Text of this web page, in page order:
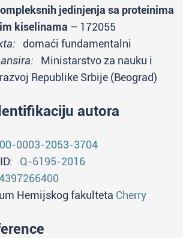
jedinjenja sa proteinima
kiselinama – 172055
domaći fundamentalni
Ministarstvo za nauku i
Republike Srbije (Beograd)
autora
0003-2053-3704
Q-6195-2016
Hemijskog fakulteta Cherry